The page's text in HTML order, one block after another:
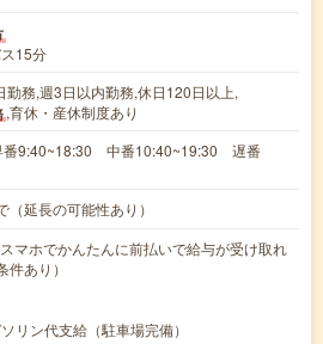
15分
勤務,週3日以内勤務,休日120日以上,
,育休・産休制度あり
番9:40~18:30 中番10:40~19:30 遅番
（延長の可能性あり）
ホでかんたんに前払いで給与が受け取れ
件あり）
リン代支給（駐車場完備）